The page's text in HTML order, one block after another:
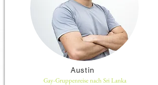
Austin
Gay-Gruppenreise nach Sri Lanka